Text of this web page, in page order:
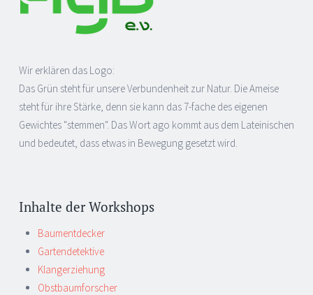
Wir erklären das Logo:
Das Grün steht für unsere Verbundenheit zur Natur. Die Ameise
steht für ihre Stärke, denn sie kann das 7-fache des eigenen
Gewichtes "stemmen". Das Wort ago kommt aus dem Lateinischen
und bedeutet, dass etwas in Bewegung gesetzt wird.
Inhalte der Workshops
Baumentdecker
Gartendetektive
Klangerziehung
Obstbaumforscher